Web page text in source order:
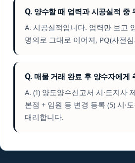
Q. 양수할 때 업력과 시공실적 중
A. 시공실적입니다. 업력만 보고
명의로 그대로 이어져, PQ(사전
Q. 매물 거래 완료 후 양수자에게
A. (1) 양도양수신고서 시·도지사
본점 + 임원 등 변경 등록 (5) 시·
대리합니다.